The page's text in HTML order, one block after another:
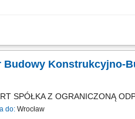
Bezpośredni nadzór nad
Budowy Konstrukcyjno-
SPÓŁKA Z OGRANICZONĄ
do: Wrocław